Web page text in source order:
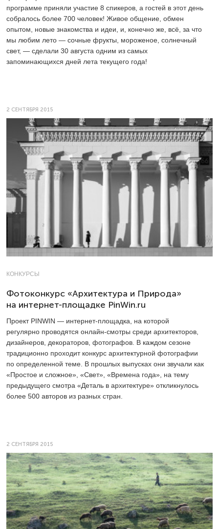
программе приняли участие 8 спикеров, а гостей в этот день
собралось более 700 человек! Живое общение, обмен
опытом, новые знакомства и идеи, и, конечно же, всё, за что
мы любим лето — сочные фрукты, мороженое, солнечный
свет, — сделали 30 августа одним из самых
запоминающихся дней лета текущего года!
2 СЕНТЯБРЯ 2015
КОНКУРСЫ
Фотоконкурс «Архитектура и Природа»
на интернет-площадке PinWin.ru
Проект PINWIN — интернет-площадка, на которой
регулярно проводятся онлайн-смотры среди архитекторов,
дизайнеров, декораторов, фотографов. В каждом сезоне
традиционно проходит конкурс архитектурной фотографии
по определенной теме. В прошлых выпусках они звучали как
«Простое и сложное», «Свет», «Времена года», на тему
предыдущего смотра «Деталь в архитектуре» откликнулось
более 500 авторов из разных стран.
2 СЕНТЯБРЯ 2015